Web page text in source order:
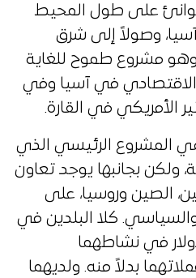
على طول المحيط
وصولاً إلى شرق
وهو مشروع طموح للغاية
الاقتصادي في آسيا وفي
الأمريكي في القارة.
هي المشروع الرئيسي الذي
ولكن بجانبها يوجد تعاون
الصين وروسيا، على
كلا البلدين في
في نشاطهما
بدلاً منه. ولديهما